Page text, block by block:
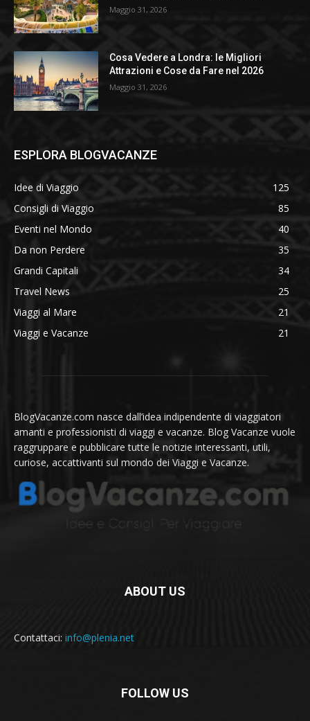
Maggio 31, 2026
Cosa Vedere a Londra: le Migliori
Attrazioni e Cose da Fare nel 2026
Maggio 31, 2026
ESPLORA BLOGVACANZE
Idee di Viaggio
125
Consigli di Viaggio
85
Eventi nel Mondo
40
Da non Perdere
35
Grandi Capitali
34
Travel News
25
Viaggi al Mare
21
Viaggi e Vacanze
21
BlogVacanze.com nasce dall’idea indipendente di viaggiatori
amanti e professionisti di viaggi e vacanze. Blog Vacanze vuole
raggruppare e pubblicare tutte le notizie interessanti, utili,
curiose, accattivanti sul mondo dei Viaggi e Vacanze.
ABOUT US
Contattaci: info@plenia.net
FOLLOW US